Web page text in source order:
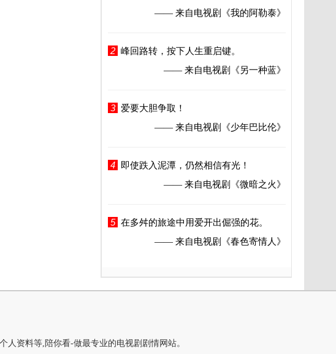
—— 来自电视剧
《我的阿勒泰》
2 峰回路转，按下人生重启键。
—— 来自电视剧
《另一种蓝》
3
爱要大胆争取！
—— 来自电视剧
《少年巴比伦》
4
即使跌入泥潭，仍然相信有光！
—— 来自电视剧
《微暗之火》
5 在多舛的旅途中用爱开出倔强的花。
—— 来自电视剧
《春色寄情人》
资料等,陪你看-做最专业的电视剧剧情网站。